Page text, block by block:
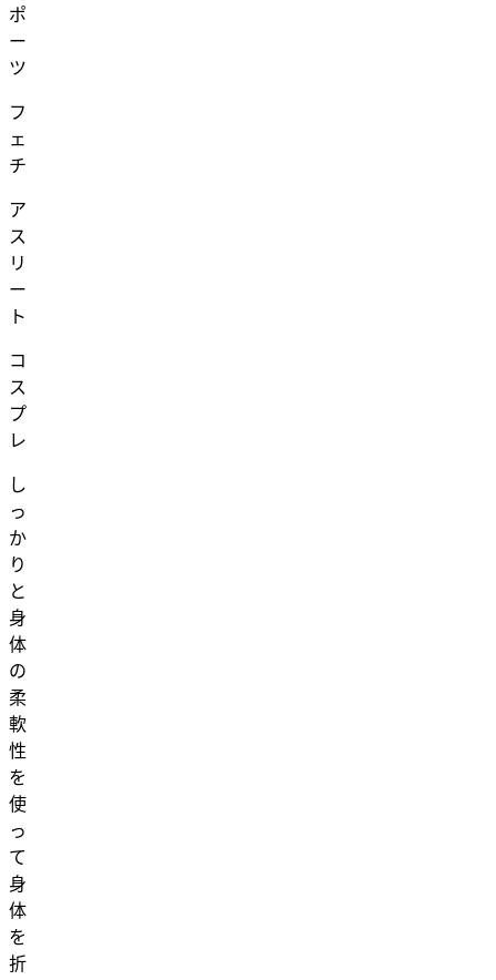
ポ
ー
ツ
フ
ェ
チ
ア
ス
リ
ー
ト
コ
ス
プ
レ
し
っ
か
り
と
身
体
の
柔
軟
性
を
使
っ
て
身
体
を
折